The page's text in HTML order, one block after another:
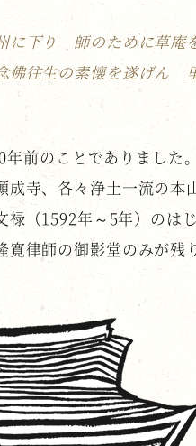
下り 師のために草庵
往生の素懐を遂げん
前のことでありました。
寺、各々浄土一流の本
（1592年～5年）のは
律師の御影堂のみが残